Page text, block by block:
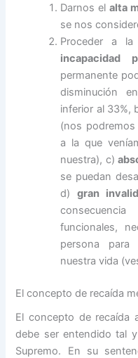
Darnos elalta
se nos
Proceder a la
incapacidad
permanente
disminución
inferior al 33%,
(nos
a la que
nuestra), c)
se puedan
d)gran
funcionales,
persona
nuestra vida
El concepto de recaída
El concepto de recaída
debe ser entendido tal
Supremo. En su